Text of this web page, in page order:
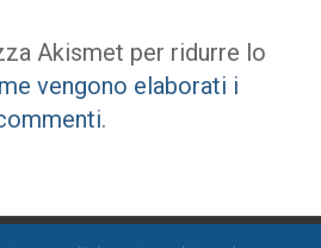
Akismet per ridurre lo
vengono elaborati i
.